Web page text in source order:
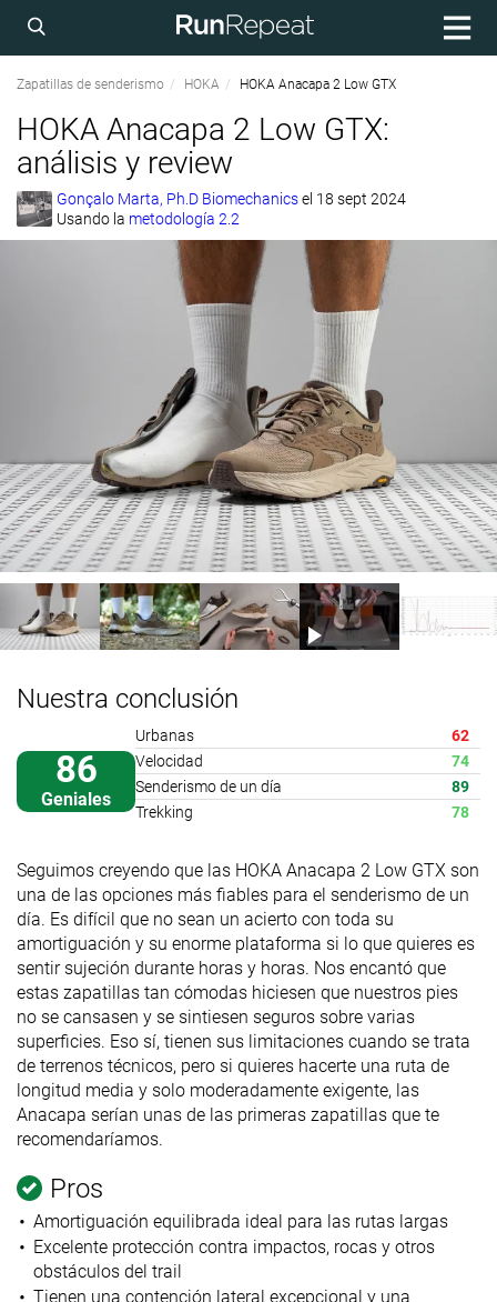
Zapatillas de senderismo HOKA HOKA Anacapa 2 Low GTX
HOKA Anacapa 2 Low GTX:
análisis y review
Gonçalo Marta, Ph.D Biomechanicsel 18 sept 2024
Usando la metodología 2.2
Nuestra conclusión
86
Geniales
Urbanas
62
Velocidad
74
Senderismo de un día
89
Trekking
78
Seguimos creyendo que las HOKA Anacapa 2 Low GTX son
una de las opciones más fiables para el senderismo de un
día. Es difícil que no sean un acierto con toda su
amortiguación y su enorme plataforma si lo que quieres es
sentir sujeción durante horas y horas. Nos encantó que
estas zapatillas tan cómodas hiciesen que nuestros pies
no se cansasen y se sintiesen seguros sobre varias
superficies. Eso sí, tienen sus limitaciones cuando se trata
de terrenos técnicos, pero si quieres hacerte una ruta de
longitud media y solo moderadamente exigente, las
Anacapa serían unas de las primeras zapatillas que te
recomendaríamos.
Pros
Amortiguación equilibrada ideal para las rutas largas
Excelente protección contra impactos, rocas y otros
obstáculos del trail
Tienen una contención lateral excepcional y una